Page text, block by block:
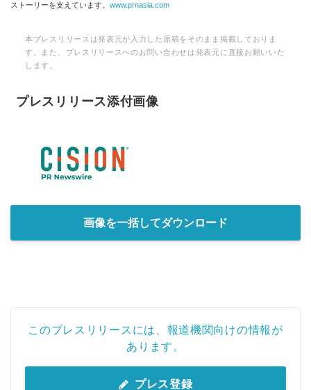
ストーリーを支えています。 www.prnasia.com
本プレスリリースは発表元が入力した原稿をそのまま掲載しておりま
す。また、プレスリリースへのお問い合わせは発表元に直接お願いいた
します。
プレスリリース添付画像
画像を一括してダウンロード
このプレスリリースには、報道機関向けの情報が
あります。
プレス登録